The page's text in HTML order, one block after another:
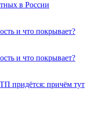
в России
и что покрывает?
и что покрывает?
придётся: причём тут